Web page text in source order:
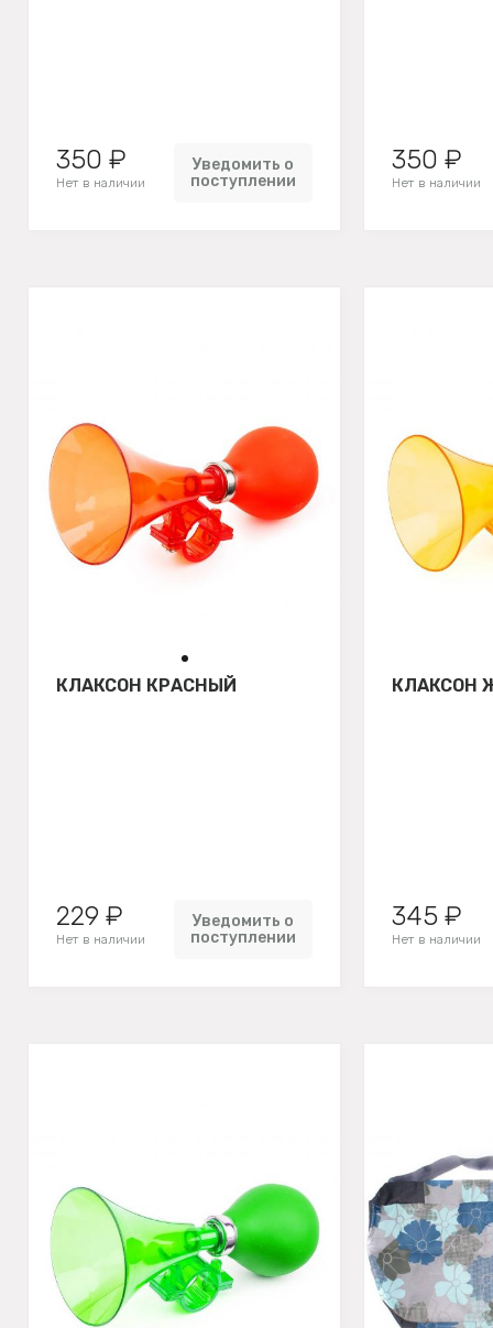
350 ₽
Нет в наличии
Уведомить о
поступлении
350 ₽
Нет в наличии
КЛАКСОН КРАСНЫЙ
229 ₽
Нет в наличии
Уведомить о
поступлении
КЛАКСОН
345 ₽
Нет в наличии